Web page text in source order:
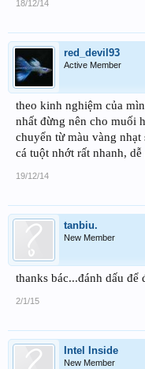
18/12/14
red_devil93
Active Member
theo kinh nghiệm của
nhất đừng nên cho muối
chuyển từ màu vàng nhạt
cá tuột nhớt rất nhanh, dễ
19/12/14
tanbiu.
New Member
thanks bác...đánh dấu để
2/1/15
Intel Inside
New Member